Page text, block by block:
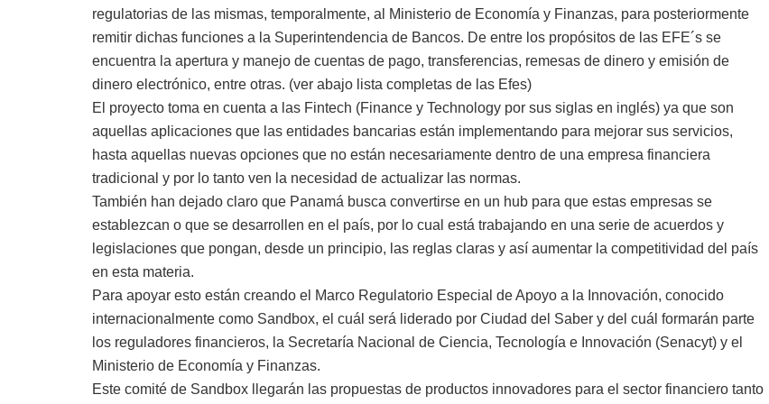
regulatorias de las mismas, temporalmente, al Ministerio de Economía y Finanzas, para posteriormente
remitir dichas funciones a la Superintendencia de Bancos. De entre los propósitos de las EFE´s se
encuentra la apertura y manejo de cuentas de pago, transferencias, remesas de dinero y emisión de
dinero electrónico, entre otras. (ver abajo lista completas de las Efes)
El proyecto toma en cuenta a las Fintech (Finance y Technology por sus siglas en inglés) ya que son
aquellas aplicaciones que las entidades bancarias están implementando para mejorar sus servicios,
hasta aquellas nuevas opciones que no están necesariamente dentro de una empresa financiera
tradicional y por lo tanto ven la necesidad de actualizar las normas.
También han dejado claro que Panamá busca convertirse en un hub para que estas empresas se
establezcan o que se desarrollen en el país, por lo cual está trabajando en una serie de acuerdos y
legislaciones que pongan, desde un principio, las reglas claras y así aumentar la competitividad del país
en esta materia.
Para apoyar esto están creando el Marco Regulatorio Especial de Apoyo a la Innovación, conocido
internacionalmente como Sandbox, el cuál será liderado por Ciudad del Saber y del cuál formarán parte
los reguladores financieros, la Secretaría Nacional de Ciencia, Tecnología e Innovación (Senacyt) y el
Ministerio de Economía y Finanzas.
Este comité de Sandbox llegarán las propuestas de productos innovadores para el sector financiero tanto